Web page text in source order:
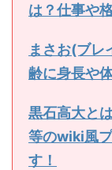
は？仕事や
まさお(ブレ
齢に身長や
黒石高大と
等のwiki風
す！